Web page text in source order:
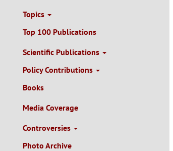
Topics
Top 100 Publications
Scientific Publications
Policy Contributions
Books
Media Coverage
Controversies
Photo Archive